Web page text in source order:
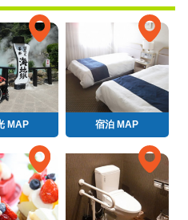
MAP 宿泊 MAP